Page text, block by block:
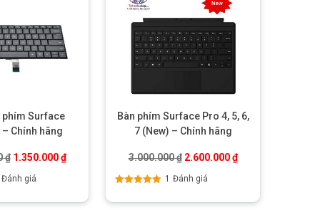
₫.
phím Surface
– Chính hãng
₫ Giá gốc là: 2.150.000 ₫.
1.350.000₫Giá hiện tại là: 1.350.000 ₫.
Đánh giá
Bàn phím Surface Pro 4, 5, 6,
7 (New) – Chính hãng
3.000.000₫ Giá gốc là: 3.000.000 ₫.
2.600.000₫Giá hiện tại là:
1 Đánh giá